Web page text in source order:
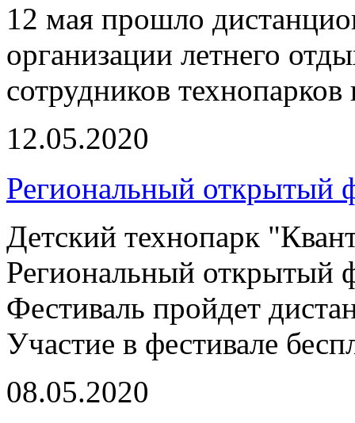
12 мая прошло
организации летнего
сотрудников
12.05.2020
Региональный открытый
Детский технопарк
Региональный открытый
Фестиваль пройдет
Участие в фестивале
08.05.2020